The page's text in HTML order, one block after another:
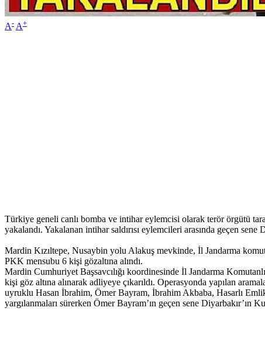
A- A+
Türkiye geneli canlı bomba ve intihar eylemcisi olarak terör örgütü
yakalandı. Yakalanan intihar saldırısı eylemcileri arasında geçen
Mardin Kızıltepe, Nusaybin yolu Alakuş mevkinde, İl Jandarma
PKK mensubu 6 kişi gözaltına alındı.
Mardin Cumhuriyet Başsavcılığı koordinesinde İl Jandarma
kişi göz altına alınarak adliyeye çıkarıldı. Operasyonda yapılan
uyruklu Hasan İbrahim, Ömer Bayram, İbrahim Akbaba, Hasarlı
yargılanmaları sürerken Ömer Bayram’ın geçen sene Diyarbakır’ın